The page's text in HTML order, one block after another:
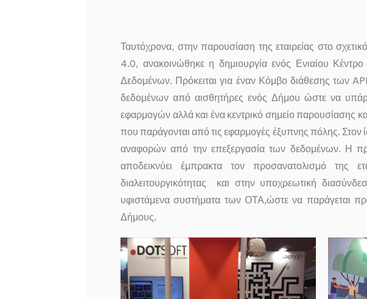
Ταυτόχρονα, στην παρουσίαση της εταιρείας στο
4.0, ανακοινώθηκε η δημιουργία ενός Ενιαίου Κέντρο
Δεδομένων. Πρόκειται για έναν Κόμβο διάθεσης των
δεδομένων από αισθητήρες ενός Δήμου ώστε να
εφαρμογών αλλά και ένα κεντρικό σημείο παρουσίασης
που παράγονται από τις εφαρμογές έξυπνης πόλης. Στον
αναφορών από την επεξεργασία των δεδομένων. Η
αποδεικνύει έμπρακτα τον προσανατολισμό της
διαλειτουργικότητας και στην υποχρεωτική
υφιστάμενα συστήματα των ΟΤΑ,ώστε να παράγεται
Δήμους.